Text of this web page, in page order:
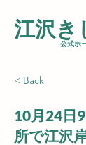
江沢き
公式ホ
< Back
10月24日
所で江沢